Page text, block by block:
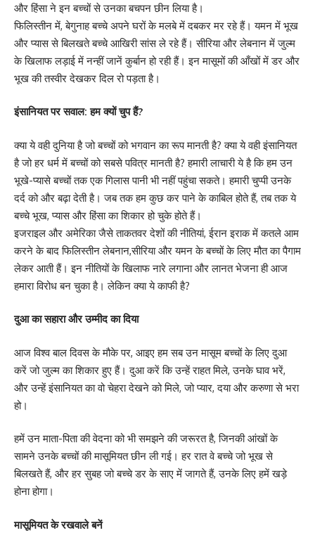
और हिंसा ने इन बच्चों से उनका बचपन छीन लिया है।
फिलिस्तीन में, बेगुनाह बच्चे अपने घरों के मलबे में दबकर मर रहे हैं। यमन में भूख
और प्यास से बिलखते बच्चे आखिरी सांस ले रहे हैं। सीरिया और लेबनान में जुल्म
के खिलाफ लड़ाई में नन्हीं जानें कुर्बान हो रही हैं। इन मासूमों की आँखों में डर और
भूख की तस्वीर देखकर दिल रो पड़ता है।
इंसानियत पर सवाल: हम क्यों चुप हैं?
क्या ये वही दुनिया है जो बच्चों को भगवान का रूप मानती है? क्या ये वही इंसानियत
है जो हर धर्म में बच्चों को सबसे पवित्र मानती है? हमारी लाचारी ये है कि हम उन
भूखे-प्यासे बच्चों तक एक गिलास पानी भी नहीं पहुंचा सकते। हमारी चुप्पी उनके
दर्द को और बढ़ा देती है। जब तक हम कुछ कर पाने के काबिल होते हैं, तब तक ये
बच्चे भूख, प्यास और हिंसा का शिकार हो चुके होते हैं।
इजराइल और अमेरिका जैसे ताकतवर देशों की नीतियां, ईरान इराक में कतले आम
करने के बाद फिलिस्तीन लेबनान,सीरिया और यमन के बच्चों के लिए मौत का पैगाम
लेकर आती हैं। इन नीतियों के खिलाफ नारे लगाना और लानत भेजना ही आज
हमारा विरोध बन चुका है। लेकिन क्या ये काफी है?
दुआ का सहारा और उम्मीद का दिया
आज विश्व बाल दिवस के मौके पर, आइए हम सब उन मासूम बच्चों के लिए दुआ
करें जो जुल्म का शिकार हुए हैं। दुआ करें कि उन्हें राहत मिले, उनके घाव भरें,
और उन्हें इंसानियत का वो चेहरा देखने को मिले, जो प्यार, दया और करुणा से भरा
हो।
हमें उन माता-पिता की वेदना को भी समझने की जरूरत है, जिनकी आंखों के
सामने उनके बच्चों की मासूमियत छीन ली गई। हर रात वे बच्चे जो भूख से
बिलखते हैं, और हर सुबह जो बच्चे डर के साए में जागते हैं, उनके लिए हमें खड़े
होना होगा।
मासूमियत के रखवाले बनें